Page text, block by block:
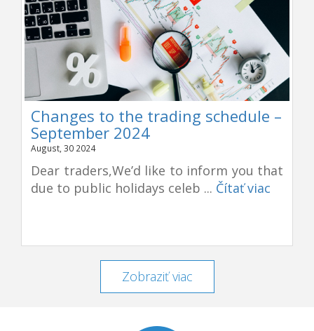
Changes to the trading schedule –
September 2024
August, 30 2024
Dear traders,We’d like to inform you that
due to public holidays celeb ... Čítať viac
Zobraziť viac